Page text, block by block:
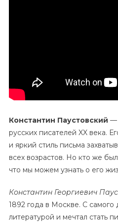
Константин Паустовский —
русских писателей XX века.
и яркий стиль письма
всех возрастов. Но кто же
что мы можем узнать о его
Константин Георгиевич
1892 года в Москве. С самого
литературой и мечтал стать